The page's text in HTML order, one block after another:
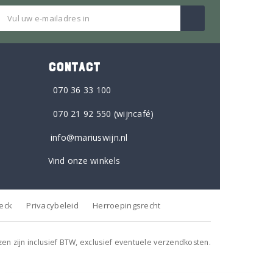
CONTACT
070 36 33 100
070 21 92 550 (wijncafé)
info@mariuswijn.nl
Vind onze winkels
Privacybeleid Herroepingsrecht
zijn inclusief BTW, exclusief eventuele verzendkosten.